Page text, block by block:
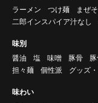
ラーメン
つけ麺 まぜ
二郎インスパイア汁なし
味別
醤油
塩 味噌 豚骨
担々麺
個性派 グッズ
味わい